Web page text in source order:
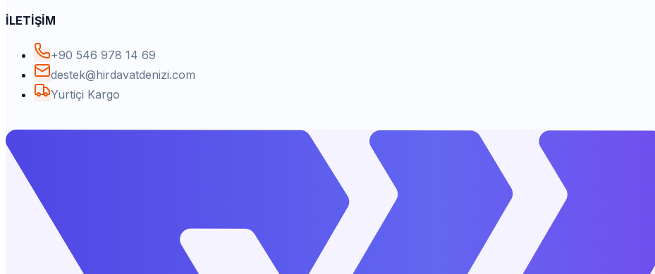
İLETİŞİM
+90 546 978 14 69
destek@hirdavatdenizi.com
Yurtiçi Kargo